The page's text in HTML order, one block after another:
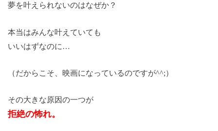
夢を叶えられないのはなぜか？
本当はみんな叶えていても
いいはずなのに…
（だからこそ、映画になっているのですが^^;）
その大きな原因の一つが
拒絶の怖れ。